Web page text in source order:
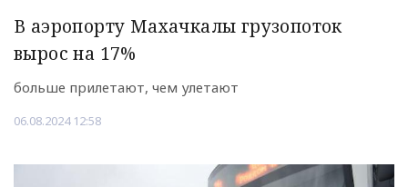
В аэропорту Махачкалы грузопоток
вырос на 17%
больше прилетают, чем улетают
06.08.2024 12:58